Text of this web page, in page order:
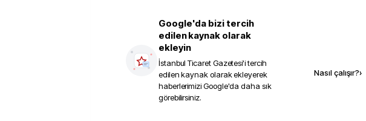
Google'da bizi tercih
edilen kaynak olarak
ekleyin
İstanbul Ticaret Gazetesi'i tercih
edilen kaynak olarak ekleyerek
haberlerimizi Google'da daha sık
görebilirsiniz.
Nasıl çalışır?›